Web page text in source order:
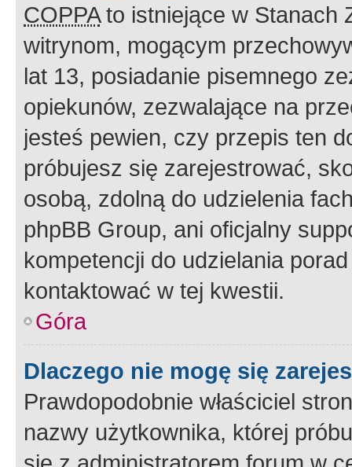
COPPAto istniejące w Stanach
witrynom, mogącym
lat 13, posiadanie pisemnego
opiekunów, zezwalające na
jesteś pewien, czy przepis ten
próbujesz się zarejestrować,
osobą, zdolną do udzielenia
phpBB Group, ani oficjalny
kompetencji do udzielania
kontaktować w tej kwestii.
Góra
Dlaczego nie mogę się
Prawdopodobnie właściciel
nazwy użytkownika, której